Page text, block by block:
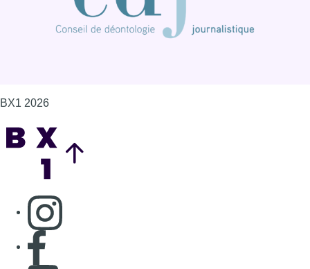
Consulter page Instagram
S'abonner à notre newsletter
Connaître BX1
Publicité
Offres d'emploi
Contact
Mentions légales